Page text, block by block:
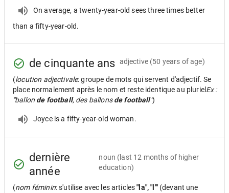
On average, a twenty-year-old sees three times better
than a fifty-year-old.
de cinquante ans adjective (50 years of age)
(locution adjectivale: groupe de mots qui servent d'adjectif. Se
place normalement après le nom et reste identique au pluriel Ex :
"ballon de football, des ballonsde football")
Joyce is a fifty-year-old woman.
dernière
année
noun (last 12 months of higher
education)
(nom féminin: s'utilise avec les articles"la", "l'" (devant une